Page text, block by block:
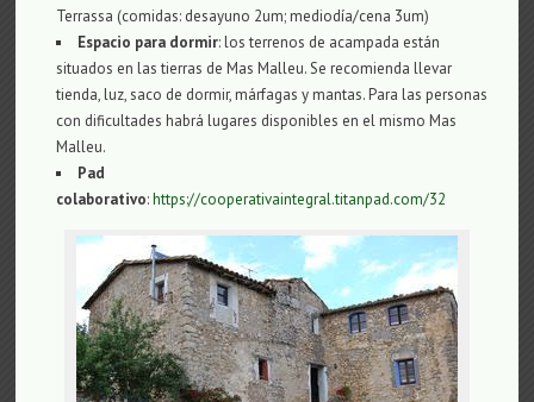
Terrassa (comidas: desayuno 2um; mediodía/cena 3um)
Espacio para dormir: los terrenos de acampada están
situados en las tierras de Mas Malleu. Se recomienda llevar
tienda, luz, saco de dormir, márfagas y mantas. Para las personas
con dificultades habrá lugares disponibles en el mismo Mas
Malleu.
​Pad
colaborativo:https://cooperativaintegral.titanpad.com/32